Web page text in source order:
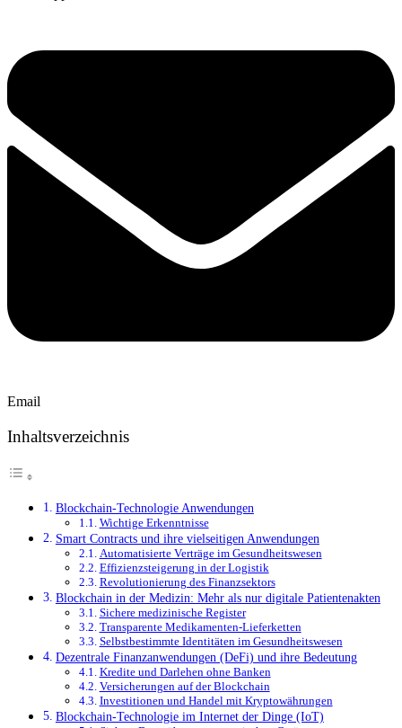
Email
Inhaltsverzeichnis
Blockchain-Technologie Anwendungen
Wichtige Erkenntnisse
Smart Contracts und ihre vielseitigen Anwendungen
Automatisierte Verträge im Gesundheitswesen
Effizienzsteigerung in der Logistik
Revolutionierung des Finanzsektors
Blockchain in der Medizin: Mehr als nur digitale Patientenakten
Sichere medizinische Register
Transparente Medikamenten-Lieferketten
Selbstbestimmte Identitäten im Gesundheitswesen
Dezentrale Finanzanwendungen (DeFi) und ihre Bedeutung
Kredite und Darlehen ohne Banken
Versicherungen auf der Blockchain
Investitionen und Handel mit Kryptowährungen
Blockchain-Technologie im Internet der Dinge (IoT)